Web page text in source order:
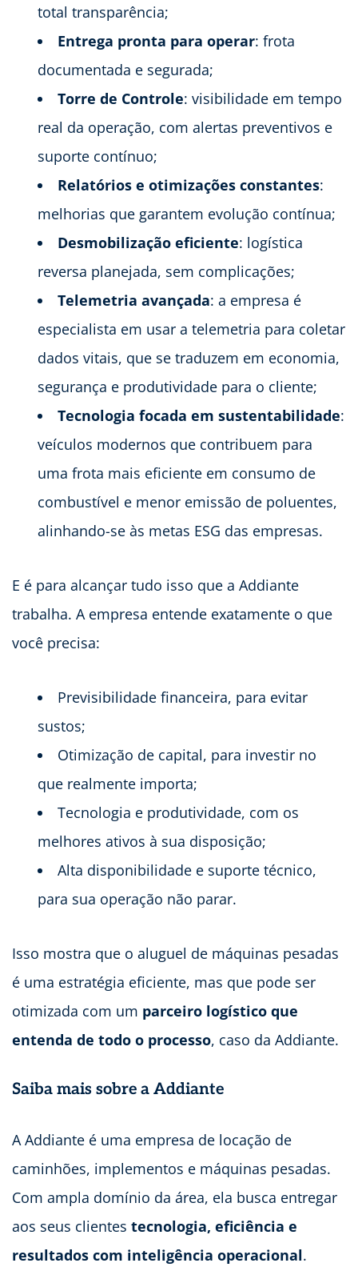
total transparência;
Entrega pronta para operar: frota
documentada e segurada;
Torre de Controle: visibilidade em tempo
real da operação, com alertas preventivos e
suporte contínuo;
Relatórios e otimizações constantes:
melhorias que garantem evolução contínua;
Desmobilização eficiente: logística
reversa planejada, sem complicações;
Telemetria avançada: a empresa é
especialista em usar a telemetria para coletar
dados vitais, que se traduzem em economia,
segurança e produtividade para o cliente;
Tecnologia focada em sustentabilidade:
veículos modernos que contribuem para
uma frota mais eficiente em consumo de
combustível e menor emissão de poluentes,
alinhando-se às metas ESG das empresas.
E é para alcançar tudo isso que a Addiante
trabalha. A empresa entende exatamente o que
você precisa:
Previsibilidade financeira, para evitar
sustos;
Otimização de capital, para investir no
que realmente importa;
Tecnologia e produtividade, com os
melhores ativos à sua disposição;
Alta disponibilidade e suporte técnico,
para sua operação não parar.
Isso mostra que o aluguel de máquinas pesadas
é uma estratégia eficiente, mas que pode ser
otimizada com um parceiro logístico que
entenda de todo o processo, caso da Addiante.
Saiba mais sobre a Addiante
A Addiante é uma empresa de locação de
caminhões, implementos e máquinas pesadas.
Com ampla domínio da área, ela busca entregar
aos seus clientes tecnologia, eficiência e
resultados com inteligência operacional.